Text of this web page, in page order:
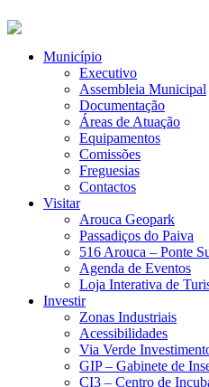
Município
Executivo
Assembleia Municipal
Documentação
Áreas de Atuação
Equipamentos
Comissões
Freguesias
Contactos
Visitar
Arouca Geopark
Passadiços do Paiva
516 Arouca – Ponte
Agenda de Eventos
Loja Interativa de
Investir
Zonas Industriais
Acessibilidades
Via Verde
GIP – Gabinete de
CI3 – Centro de